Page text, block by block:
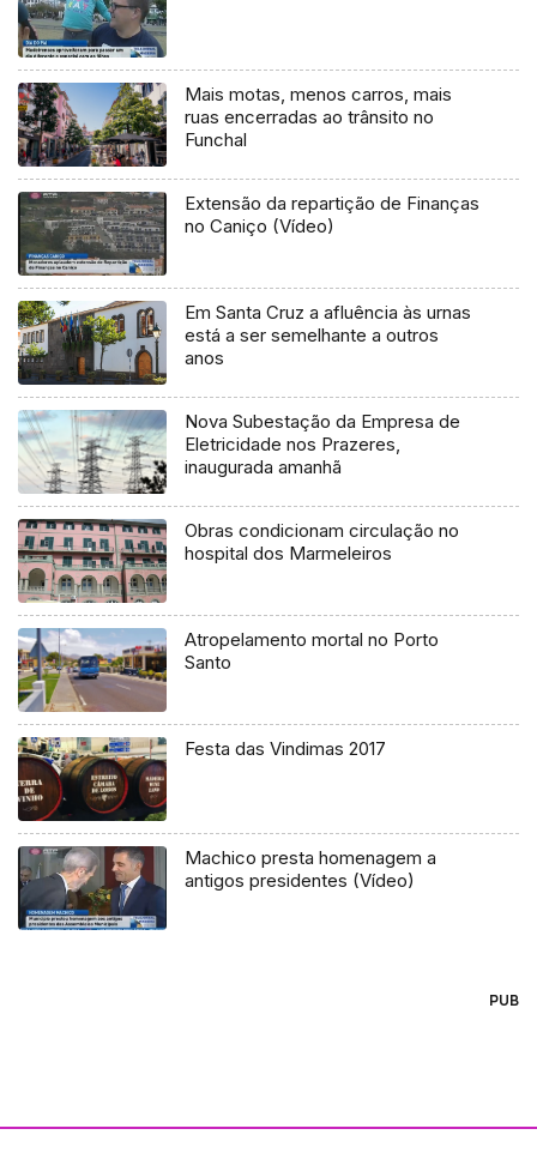
Mais motas, menos carros, mais
ruas encerradas ao trânsito no
Funchal
Extensão da repartição de Finanças
no Caniço (Vídeo)
Em Santa Cruz a afluência às urnas
está a ser semelhante a outros
anos
Nova Subestação da Empresa de
Eletricidade nos Prazeres,
inaugurada amanhã
Obras condicionam circulação no
hospital dos Marmeleiros
Atropelamento mortal no Porto
Santo
Festa das Vindimas 2017
Machico presta homenagem a
antigos presidentes (Vídeo)
PUB